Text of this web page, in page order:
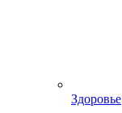
Здоровье